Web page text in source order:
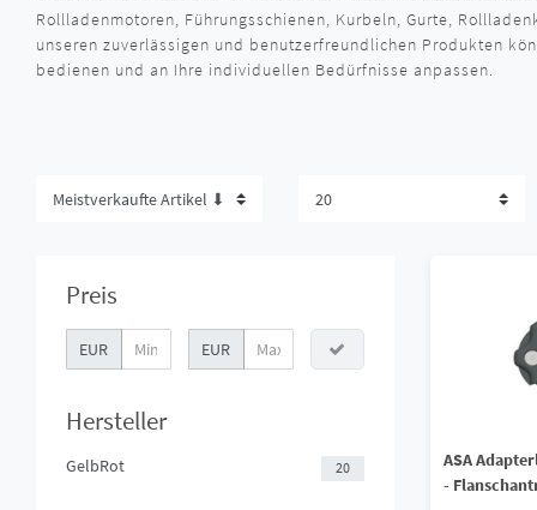
Rollladenmotoren, Führungsschienen, Kurbeln, Gurte,
unseren zuverlässigen und benutzerfreundlichen Produkten
bedienen und an Ihre individuellen Bedürfnisse anpassen.
Preis
EUR EUR
Hersteller
GelbRot 20
ASA
-